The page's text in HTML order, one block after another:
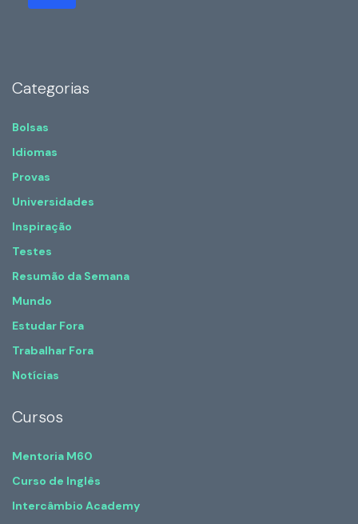
Categorias
Bolsas
Idiomas
Provas
Universidades
Inspiração
Testes
Resumão da Semana
Mundo
Estudar Fora
Trabalhar Fora
Notícias
Cursos
Mentoria M60
Curso de Inglês
Intercâmbio Academy